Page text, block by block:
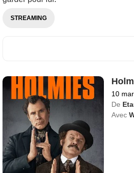
STREAMING
10
De
Avec